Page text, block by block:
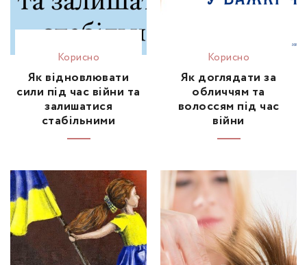
Корисно
Як відновлювати
сили під час війни та
залишатися
стабільними
Корисно
Як доглядати за
обличчям та
волоссям під час
війни